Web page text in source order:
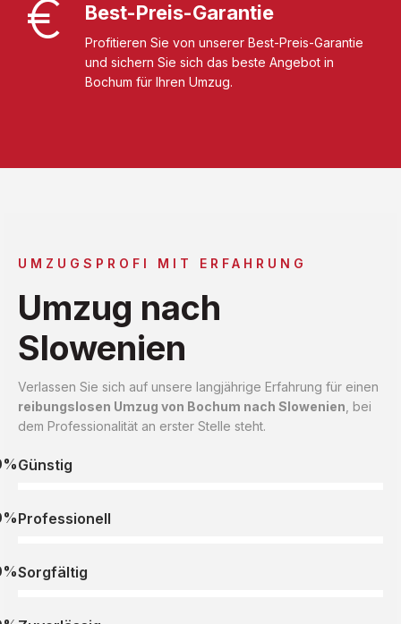
Best-Preis-Garantie
Profitieren Sie von unserer Best-Preis-Garantie
und sichern Sie sich das beste Angebot in
Bochum für Ihren Umzug.
UMZUGSPROFI MIT ERFAHRUNG
Umzug nach
Slowenien
Verlassen Sie sich auf unsere langjährige Erfahrung für einen
reibungslosen Umzug von Bochum nach Slowenien , bei
dem Professionalität an erster Stelle steht.
Günstig
Professionell
Sorgfältig